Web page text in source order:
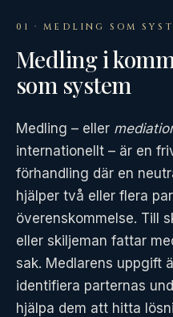
01 · MEDLING SOM
Medling i
som system
Medling – eller
internationellt – är en
förhandling där en
hjälper två eller flera
överenskommelse. Till
eller skiljeman fattar
sak. Medlarens uppgift
identifiera parternas
hjälpa dem att hitta